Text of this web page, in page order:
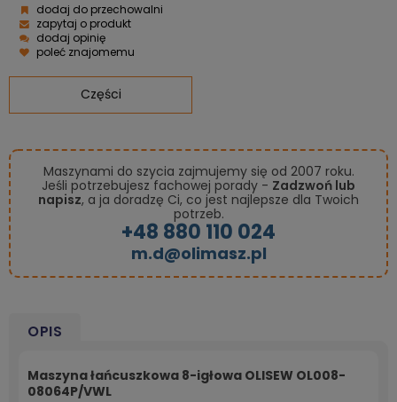
dodaj do przechowalni
zapytaj o produkt
dodaj opinię
poleć znajomemu
Części
Maszynami do szycia zajmujemy się od 2007 roku.
Jeśli potrzebujesz fachowej porady - Zadzwoń lub
napisz, a ja doradzę Ci, co jest najlepsze dla Twoich
potrzeb.
+48 880 110 024
m.d@olimasz.pl
OPIS
Maszyna łańcuszkowa 8-igłowa OLISEW OL008-
08064P/VWL